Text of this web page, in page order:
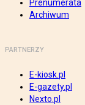
Prenumerata
Archiwum
PARTNERZY
E-kiosk.pl
E-gazety.pl
Nexto.pl